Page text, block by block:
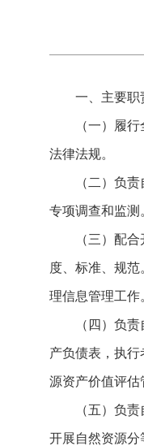
一、主要职
（一）履
法律法规。
（二）负
专项调查和监
（三）配
度、标准、规
理信息管理工
（四）负
产负债表，执
源资产价值评估
（五）负
开展自然资源